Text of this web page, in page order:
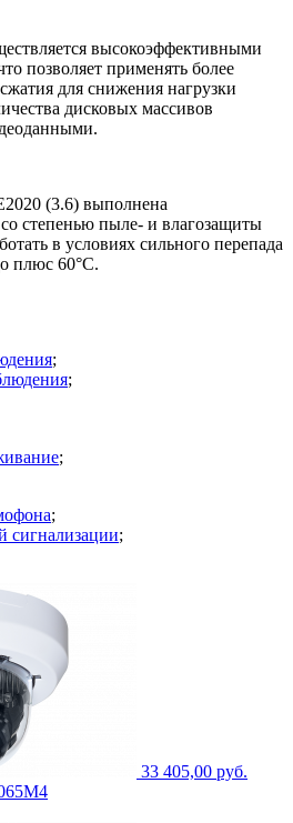
высокоэффективными
позволяет применять более
для снижения нагрузки
дисковых массивов
(3.6) выполнена
степенью пыле- и влагозащиты
в условиях сильного перепада
плюс 60°С.
;
;
;
;
сигнализации;
33 405,00 руб.